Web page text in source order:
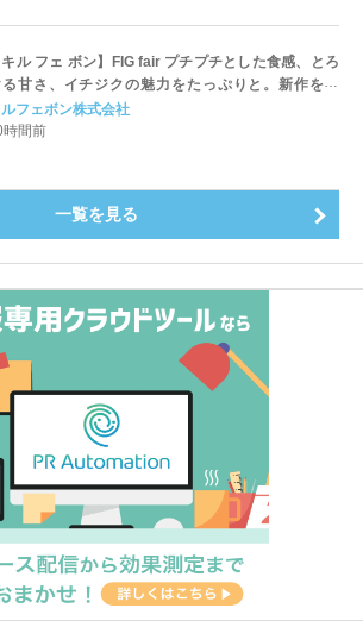
キル フェ ボン】FIG fair プチプチとした食感、とろ
る甘さ、イチジクの魅力をたっぷりと。新作を含
イチジク尽くしの全4種が登場8月20日（木）スタ
フェボン株式会社
時間前
一覧を見る